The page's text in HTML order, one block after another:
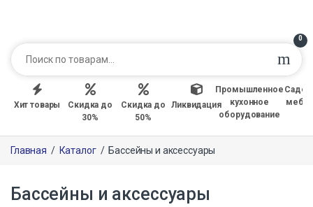
0
Хит товары
Скидка до
30%
Скидка до
50%
Ликвидация
Промышленное
кухонное
оборудование
Главная / Каталог / Бассейны и аксессуары
Бассейны и аксессуары